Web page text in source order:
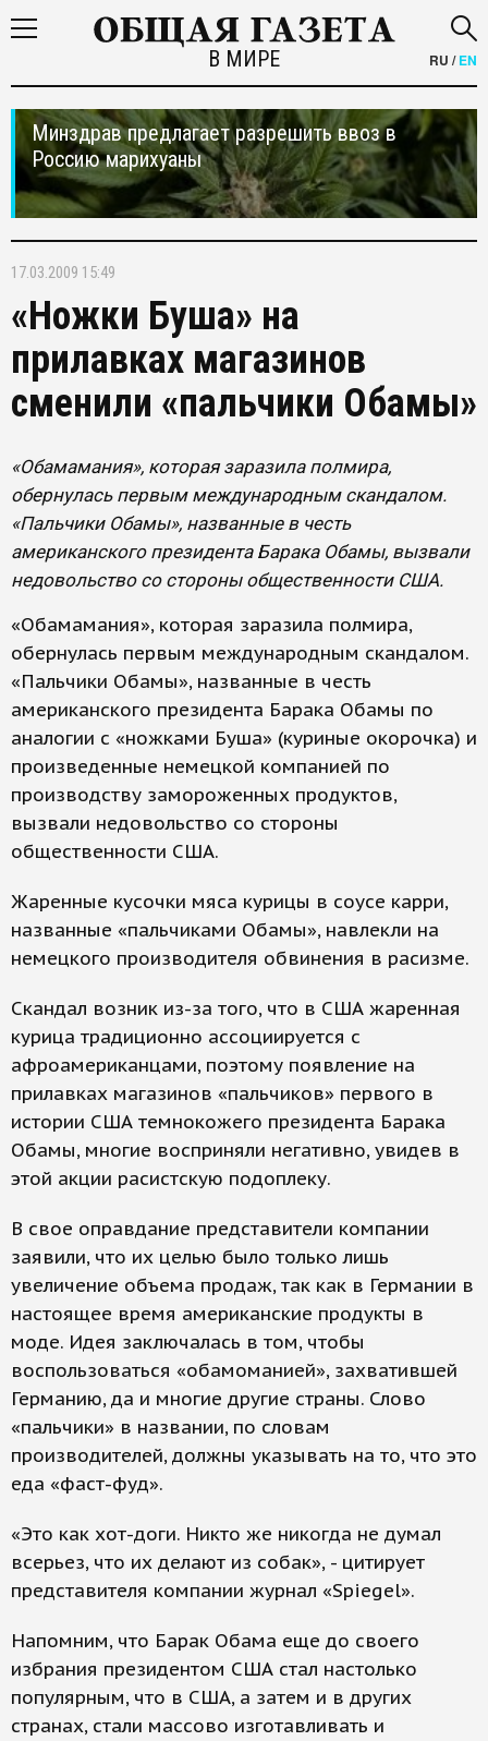
В МИРЕ RU /EN
Минздрав предлагает разрешить ввоз в
Россию марихуаны
17.03.2009 15:49
«Ножки Буша» на
прилавках магазинов
сменили «пальчики Обамы»
«Обамамания», которая заразила полмира,
обернулась первым международным скандалом.
«Пальчики Обамы», названные в честь
американского президента Барака Обамы, вызвали
недовольство со стороны общественности США.
«Обамамания», которая заразила полмира,
обернулась первым международным скандалом.
«Пальчики Обамы», названные в честь
американского президента Барака Обамы по
аналогии с «ножками Буша» (куриные окорочка) и
произведенные немецкой компанией по
производству замороженных продуктов,
вызвали недовольство со стороны
общественности США.
Жаренные кусочки мяса курицы в соусе карри,
названные «пальчиками Обамы», навлекли на
немецкого производителя обвинения в расизме.
Скандал возник из-за того, что в США жаренная
курица традиционно ассоциируется с
афроамериканцами, поэтому появление на
прилавках магазинов «пальчиков» первого в
истории США темнокожего президента Барака
Обамы, многие восприняли негативно, увидев в
этой акции расистскую подоплеку.
В свое оправдание представители компании
заявили, что их целью было только лишь
увеличение объема продаж, так как в Германии в
настоящее время американские продукты в
моде. Идея заключалась в том, чтобы
воспользоваться «обамоманией», захватившей
Германию, да и многие другие страны. Слово
«пальчики» в названии, по словам
производителей, должны указывать на то, что это
еда «фаст-фуд».
«Это как хот-доги. Никто же никогда не думал
всерьез, что их делают из собак», - цитирует
представителя компании журнал «Spiegel».
Напомним, что Барак Обама еще до своего
избрания президентом США стал настолько
популярным, что в США, а затем и в других
странах, стали массово изготавливать и